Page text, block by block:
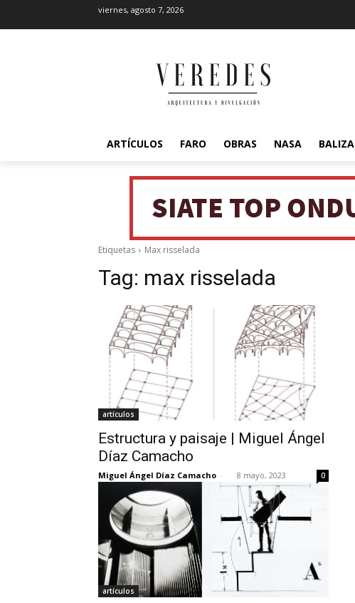
viernes, agosto 7, 2026
ARTÍCULOS FARO OBRAS NASA BALIZA
Etiquetas Max risselada
Tag: max risselada
artículos
Estructura y paisaje | Miguel Ángel
Díaz Camacho
Miguel Ángel Díaz Camacho - 8 mayo, 2023 0
artículos